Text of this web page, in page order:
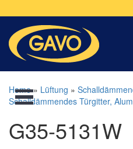
Home» Lüftung »
Schalldämmendes Türgitter,
G35-5131W